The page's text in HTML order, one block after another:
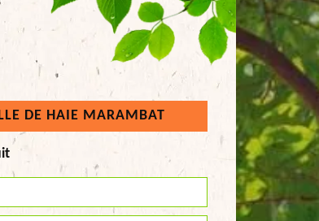
DE HAIE MARAMBAT